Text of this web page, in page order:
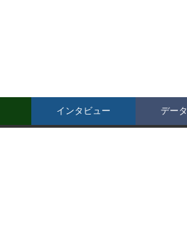
インタビュー デー